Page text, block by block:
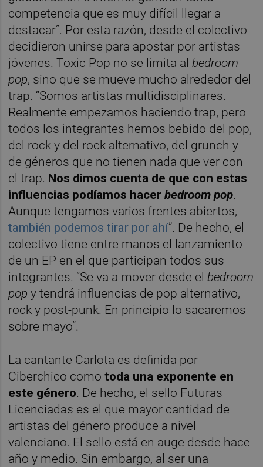
competencia que es muy difícil llegar a
destacar”. Por esta razón, desde el colectivo
decidieron unirse para apostar por artistas
jóvenes. Toxic Pop no se limita albedroom
pop, sino que se mueve mucho alrededor del
trap. “Somos artistas multidisciplinares.
Realmente empezamos haciendo trap, pero
todos los integrantes hemos bebido del pop,
del rock y del rock alternativo, del grunch y
de géneros que no tienen nada que ver con
el trap. Nos dimos cuenta de que con estas
influencias podíamos hacerbedroom pop.
Aunque tengamos varios frentes abiertos,
también podemos tirar por ahí”. De hecho, el
colectivo tiene entre manos el lanzamiento
de un EP en el que participan todos sus
integrantes. “Se va a mover desde elbedroom
pop y tendrá influencias de pop alternativo,
rock y post-punk. En principio lo sacaremos
sobre mayo”.
La cantante Carlota es definida por
Ciberchico comotoda una exponente en
este género. De hecho, el sello Futuras
Licenciadas es el que mayor cantidad de
artistas del género produce a nivel
valenciano. El sello está en auge desde hace
año y medio. Sin embargo, al ser una